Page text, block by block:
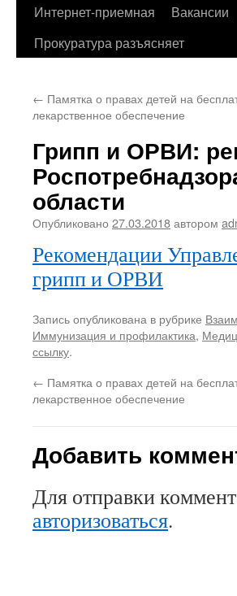
Интернет-приемная
Вакансии
Прокуратура разъясняет
← Памятка о правах детей на
лекарственное обеспечение
Грипп и ОРВИ:
области
Опубликовано 27.03.2018автором
Рекомендации
грипп и ОРВИ
Запись опубликована в рубрике
Иммунизация и профилактика,
ссылку.
← Памятка о правах детей на
лекарственное обеспечение
Добавить
Для отправки
авторизоваться.